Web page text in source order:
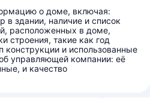
о доме, включая:
в здании, наличие и список
расположенных в доме,
строения, такие как год
конструкции и использованные
управляющей компании: её
и качество